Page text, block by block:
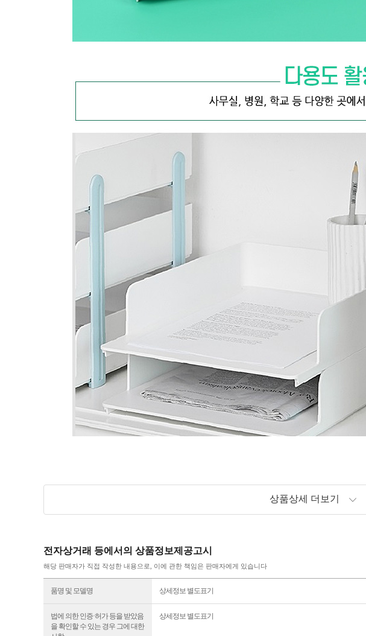
상품상세 더보기
전자상거래 등에서의 상품정보제공고시
해당 판매자가 직접 작성한 내용으로, 이에 관한 책임은 판매자에게 있습니다
품명 및 모델명 상세정보 별도표기
법에 의한 인증·허가 등을 받았음
을 확인할 수 있는 경우 그에 대한
상세정보 별도표기